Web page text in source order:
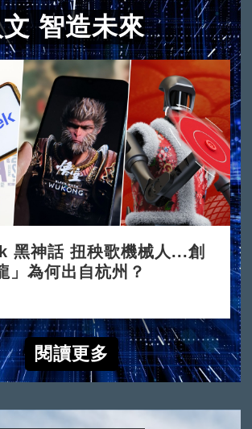
智造未來
黑神話 扭秧歌機械人...創
」為何出自杭州？
閱讀更多